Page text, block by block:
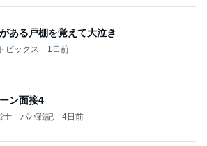
ある戸棚を覚えて大泣き
ピックス 1日前
ン面接4
士 パパ戦記 4日前